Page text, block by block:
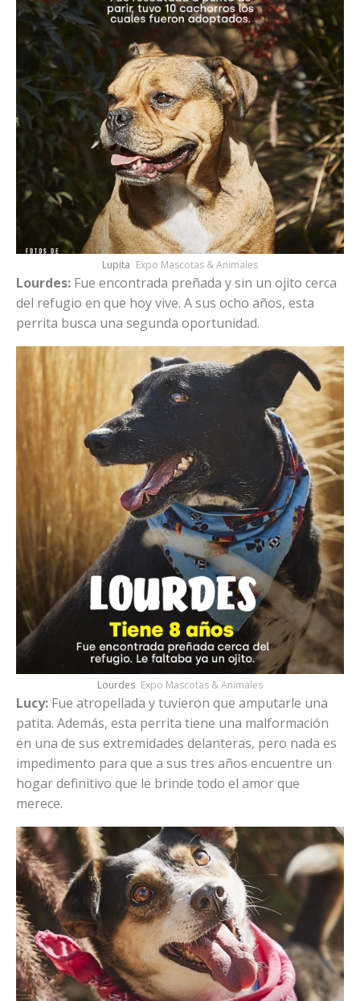
Lupita Expo Mascotas & Animales
Lourdes: Fue encontrada preñada y sin un ojito cerca
del refugio en que hoy vive. A sus ocho años, esta
perrita busca una segunda oportunidad.
Lourdes Expo Mascotas & Animales
Lucy: Fue atropellada y tuvieron que amputarle una
patita. Además, esta perrita tiene una malformación
en una de sus extremidades delanteras, pero nada es
impedimento para que a sus tres años encuentre un
hogar definitivo que le brinde todo el amor que
merece.